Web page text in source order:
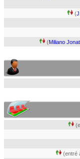
(
(Miliano
(entré